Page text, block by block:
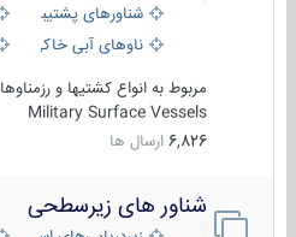
شناورهای پشتیبانی
ناوهای آبی خاکی و
مربوط به انواع کشتیها و رزمناوها
Military Surface Vessels
6,826 ارسال ها
شناور های زیرسطحی